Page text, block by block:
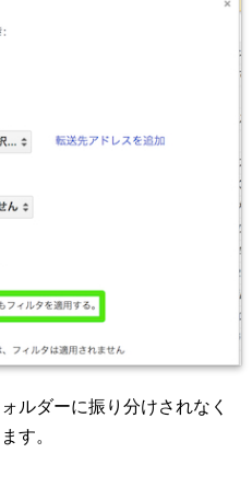
ルダーに振り分けされなく
す。